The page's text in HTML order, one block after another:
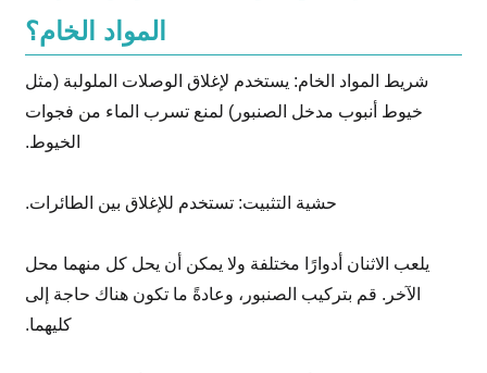
المواد الخام؟
شريط المواد الخام: يستخدم لإغلاق الوصلات الملولبة (مثل
خيوط أنبوب مدخل الصنبور) لمنع تسرب الماء من فجوات
الخيوط.
حشية التثبيت: تستخدم للإغلاق بين الطائرات.
يلعب الاثنان أدوارًا مختلفة ولا يمكن أن يحل كل منهما محل
الآخر. قم بتركيب الصنبور، وعادةً ما تكون هناك حاجة إلى
كليهما.